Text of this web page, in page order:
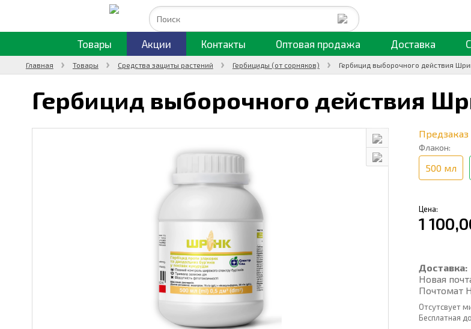
Товары Акции Контакты Оптовая продажа Доставка
Главная Товары Средства защиты растений Гербициды (от сорняков) Гербицид выборочного действия
Гербицид выборочного действия
Предзаказ
Флакон:
500 мл
Цена:
1
Доставка:
Новая
Почтомат
Отсутсвует
Бесплатная